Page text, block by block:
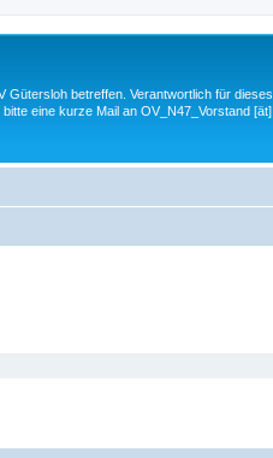
Gütersloh betreffen. Verantwortlich für dieses
eine kurze Mail an OV_N47_Vorstand [ät]